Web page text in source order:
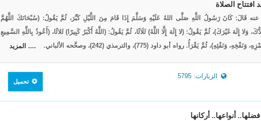
قَالَ: كَانَ رَسُولُ اللَّهِ صَلَّى اللهُ عَلَيْهِ وَسَلَّمَ إِذَا قَامَ مِنَ اللَّيْلِ كَبَّرَ، ثُمَّ يَقُولُ: (سُبْحَانَكَ اللَّهُمَّ
إِلَهَ غَيْرَكَ)، ثُمَّ يَقُولُ: (لا إِلَهَ إِلَّا اللَّهُ) ثَلَاثًا، ثُمَّ يَقُولُ: (اللَّهُ أَكْبَرُ كَبِيرًا) ثَلاثًا، (أَعُوذُ بِاللَّهِ السَّمِيعِ
ثُمَّ يَقْرَأُ. رواه أبو داود (775)، والترمذي (242)، وصحَّحه الألباني.
.... المزيد
الزيارات: 5795
تحميل